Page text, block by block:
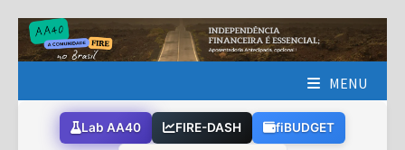
Skip
to
MENU
Lab AA40 FIRE-DASH fiBUDGET